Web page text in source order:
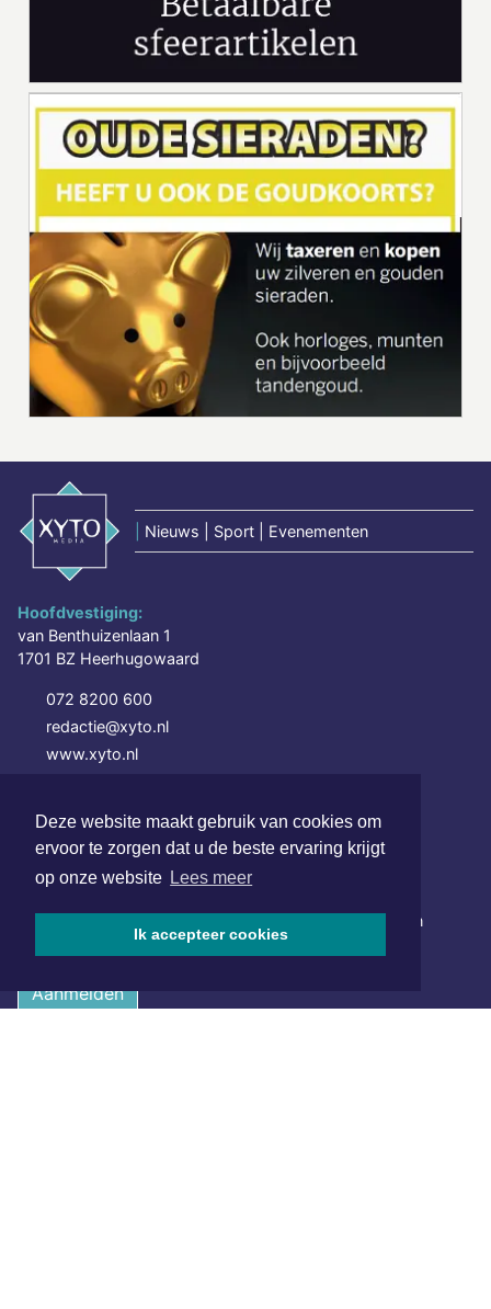
Deze website maakt gebruik van cookies om
ervoor te zorgen dat u de beste ervaring krijgt
op onze website Lees meer
Ik accepteer cookies
Nieuws | Sport | Evenementen
Hoofdvestiging:
van Benthuizenlaan 1
1701 BZ Heerhugowaard
072 8200 600
redactie@xyto.nl
www.xyto.nl
NIEUWSBRIEF AANMELDEN
Schrijf je in voor onze nieuwsbrief en krijg wekelijks een
samenvatting van alle gebeurtenissen uit jouw regio.
Aanmelden